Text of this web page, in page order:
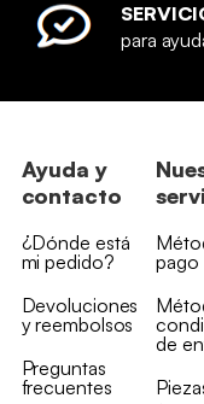
para
Ayuda y
contacto
¿Dónde está
mi pedido?
Devoluciones
y reembolsos
Preguntas
frecuentes
pago
de